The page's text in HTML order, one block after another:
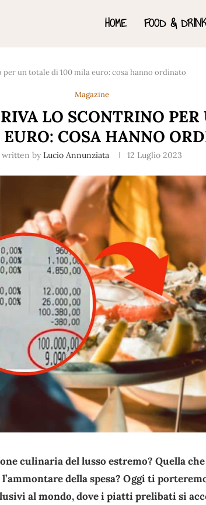
HOME FOOD &
un totale di 100 mila euro: cosa hanno ordinato
Magazine
LO SCONTRINO
COSA HANNO
written byLucio Annunziata 12 Luglio 2023
culinaria del lusso estremo? Quella
della spesa? Oggi ti
al mondo, dove i piatti prelibati si